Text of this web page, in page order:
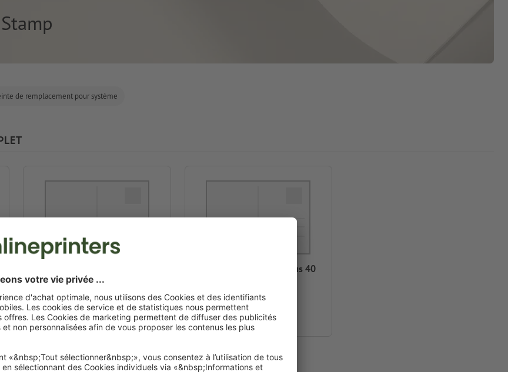
de remplacement pour système
Green Line
4,7 x 1,8 cm
Créer en ligne
Colop Pocket Stamp Plus 40
5,9 x 2,3 cm
Créer en ligne